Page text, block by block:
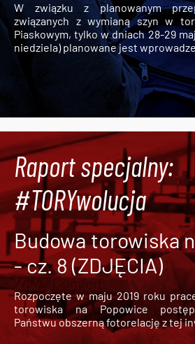
W związku z planowanym
związanych z wymianą szyn w
Piaskowym, tylko w dniach 28-29
niedziela) planowane jest
Raport specjalny:
#TORYwolucja
Budowa torowiska
- cz. 8 (ZDJĘCIA)
Rozpoczęte w maju 2019 roku
torowiska na Popowice
Państwu obszerną fotorelację z tej